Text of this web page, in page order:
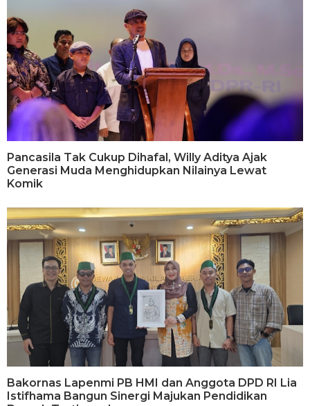
Pancasila Tak Cukup Dihafal, Willy Aditya Ajak
Generasi Muda Menghidupkan Nilainya Lewat
Komik
Bakornas Lapenmi PB HMI dan Anggota DPD RI Lia
Istifhama Bangun Sinergi Majukan Pendidikan